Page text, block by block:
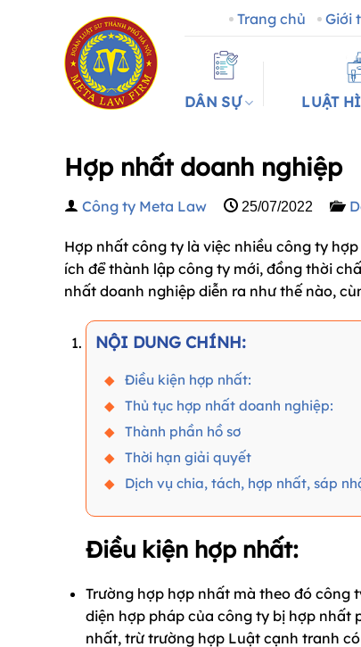
Trang chủ Giới
DÂN SỰ LUẬT
Hợp nhất doanh nghiệp
Công ty Meta Law 25/07/2022
Hợp nhất công ty là việc nhiều công ty
ích để thành lập công ty mới, đồng thời
nhất doanh nghiệp diễn ra như thế nào,
NỘI DUNG CHÍNH:
Điều kiện hợp nhất:
Thủ tục hợp nhất doanh nghiệp:
Thành phần hồ sơ
Thời hạn giải quyết
Dịch vụ chia, tách, hợp nhất, sáp
Điều kiện hợp nhất:
Trường hợp hợp nhất mà theo đó công
diện hợp pháp của công ty bị hợp nhất
nhất, trừ trường hợp Luật cạnh tranh